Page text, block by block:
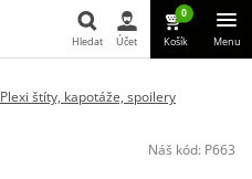
Hledat
Hledat Účet
0
Košík Menu
Plexi štíty, kapotáže, spoilery
Náš kód: P663